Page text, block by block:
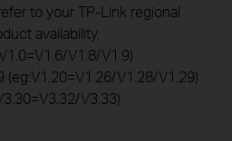
to your TP-Link regional
availability.
V1.8/V1.9)
(eg:V1.20=V1.26/V1.28/V1.29)
V3.33)